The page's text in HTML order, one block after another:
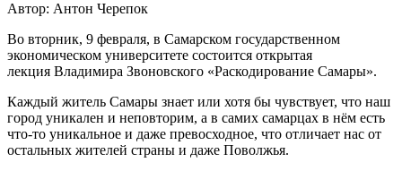
Автор: Антон Черепок
Во вторник, 9 февраля, в Самарском государственном
экономическом университете состоится открытая
лекция Владимира Звоновского «Раскодирование Самары».
Каждый житель Самары знает или хотя бы чувствует, что наш
город уникален и неповторим, а в самих самарцах в нём есть
что-то уникальное и даже превосходное, что отличает нас от
остальных жителей страны и даже Поволжья.